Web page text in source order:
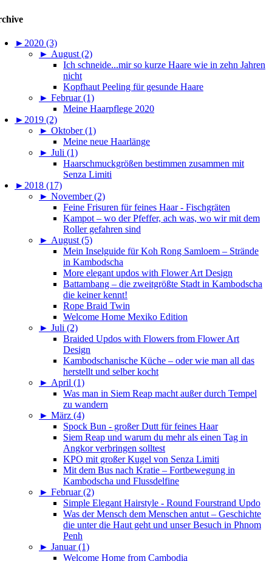
► 2020 (3)
► August (2)
Ich schneide...mir so kurze Haare wie in zehn Jahren
nicht
Kopfhaut Peeling für gesunde Haare
► Februar (1)
Meine Haarpflege 2020
► 2019 (2)
► Oktober (1)
Meine neue Haarlänge
► Juli (1)
Haarschmuckgrößen bestimmen zusammen mit
Senza Limiti
► 2018 (17)
► November (2)
Feine Frisuren für feines Haar - Fischgräten
Kampot – wo der Pfeffer, ach was, wo wir mit dem
Roller gefahren sind
► August (5)
Mein Inselguide für Koh Rong Samloem – Strände
in Kambodscha
More elegant updos with Flower Art Design
Battambang – die zweitgrößte Stadt in Kambodscha
die keiner kennt!
Rope Braid Twin
Welcome Home Mexiko Edition
► Juli (2)
Braided Updos with Flowers from Flower Art
Design
Kambodschanische Küche – oder wie man all das
herstellt und selber kocht
► April (1)
Was man in Siem Reap macht außer durch Tempel
zu wandern
► März (4)
Spock Bun - großer Dutt für feines Haar
Siem Reap und warum du mehr als einen Tag in
Angkor verbringen solltest
KPO mit großer Kugel von Senza Limiti
Mit dem Bus nach Kratie – Fortbewegung in
Kambodscha und Flussdelfine
► Februar (2)
Simple Elegant Hairstyle - Round Fourstrand Updo
Was der Mensch dem Menschen antut – Geschichte
die unter die Haut geht und unser Besuch in Phnom
Penh
► Januar (1)
Welcome Home from Cambodia